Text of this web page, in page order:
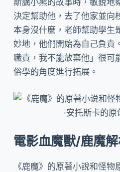
斯講小熊的故事時，敏銳地
決定幫助他，去了他家並向
本身沒什麼，老師幫助學生
妙地，他們開始為自己負責
職責，我不能放棄他」很可
俗學的角度進行拓展。
電影血魔獸/鹿魔
《鹿魔》的原著小說和怪物